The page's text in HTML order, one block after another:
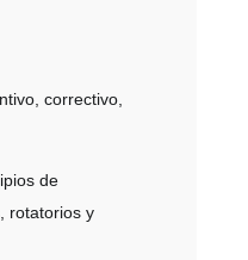
correctivo,
de
rotatorios y